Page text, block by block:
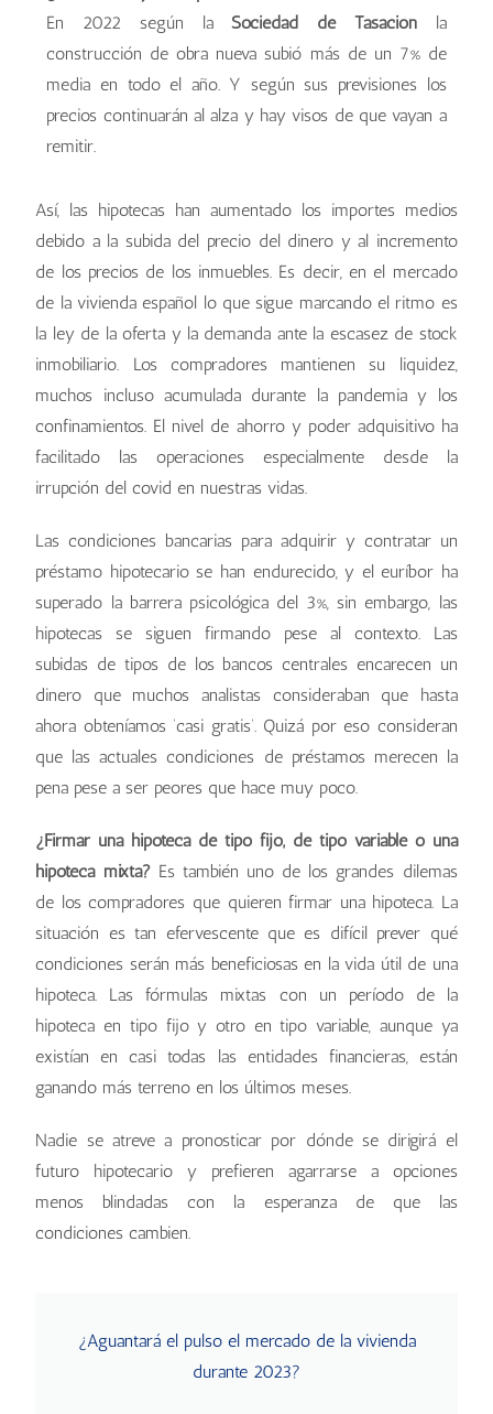
En 2022 según laSociedad de Tasaciónla
construcción de obra nueva subió más de un 7% de
media en todo el año. Y según sus previsiones los
precios continuarán al alza y hay visos de que vayan a
remitir.
Así, las hipotecas han aumentado los importes medios
debido a la subida del precio del dinero y al incremento
de los precios de los inmuebles. Es decir, en el mercado
de la vivienda español lo que sigue marcando el ritmo es
la ley de la oferta y la demanda ante la escasez de stock
inmobiliario. Los compradores mantienen su liquidez,
muchos incluso acumulada durante la pandemia y los
confinamientos. El nivel de ahorro y poder adquisitivo ha
facilitado las operaciones especialmente desde la
irrupción del covid en nuestras vidas.
Las condiciones bancarias para adquirir y contratar un
préstamo hipotecario se han endurecido, y el euríbor ha
superado la barrera psicológica del 3%, sin embargo, las
hipotecas se siguen firmando pese al contexto. Las
subidas de tipos de los bancos centrales encarecen un
dinero que muchos analistas consideraban que hasta
ahora obteníamos ‘casi gratis’. Quizá por eso consideran
que las actuales condiciones de préstamos merecen la
pena pese a ser peores que hace muy poco.
¿Firmar una hipoteca de tipo fijo, de tipo variable o una
hipoteca mixta?Es también uno de los grandes dilemas
de los compradores que quieren firmar una hipoteca. La
situación es tan efervescente que es difícil prever qué
condiciones serán más beneficiosas en la vida útil de una
hipoteca. Las fórmulas mixtas con un período de la
hipoteca en tipo fijo y otro en tipo variable, aunque ya
existían en casi todas las entidades financieras, están
ganando más terreno en los últimos meses.
Nadie se atreve a pronosticar por dónde se dirigirá el
futuro hipotecario y prefieren agarrarse a opciones
menos blindadas con la esperanza de que las
condiciones cambien.
¿Aguantará el pulso el mercado de la vivienda
durante 2023?